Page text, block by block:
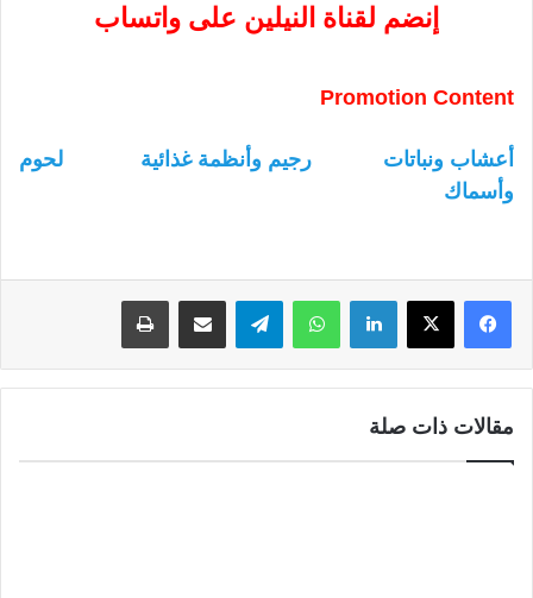
إنضم لقناة النيلين على واتساب
Promotion Content
أعشاب ونباتات رجيم وأنظمة غذائية
لحوم
وأسماك
لينكدإن واتساب
مقالات ذات صلة